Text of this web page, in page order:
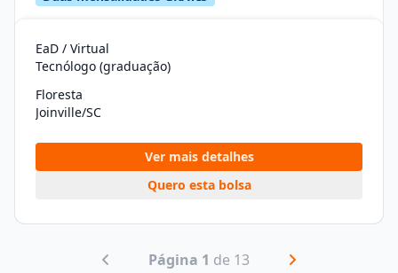
EaD / Virtual
Tecnólogo (graduação)
Floresta
Joinville/SC
Ver mais detalhes
Quero esta bolsa
Página 1 de 13